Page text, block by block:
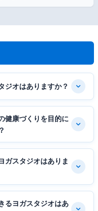
ジオはありますか？
健康づくりを目的に
ガスタジオはありま
るヨガスタジオはあ